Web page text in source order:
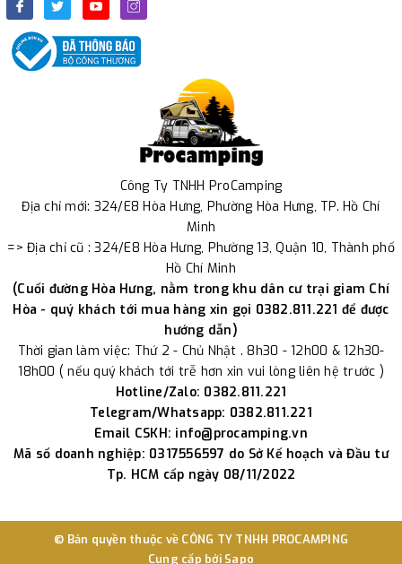
Công Ty TNHH ProCamping
Địa chỉ mới: 324/E8 Hòa Hưng, Phường Hòa Hưng, TP. Hồ Chí
Minh
=> Địa chỉ cũ : 324/E8 Hòa Hưng, Phường 13, Quận 10, Thành phố
Hồ Chí Minh
(Cuối đường Hòa Hưng, nằm trong khu dân cư trại giam Chí
Hòa - quý khách tới mua hàng xin gọi 0382.811.221 để được
hướng dẫn)
Thời gian làm việc: Thứ 2 - Chủ Nhật . 8h30 - 12h00 & 12h30-
18h00 ( nếu quý khách tới trễ hơn xin vui lòng liên hệ trước )
Hotline/Zalo: 0382.811.221
Telegram/Whatsapp: 0382.811.221
Email CSKH: info@procamping.vn
Mã số doanh nghiệp: 0317556597 do Sở Kế hoạch và Đầu tư
Tp. HCM cấp ngày 08/11/2022
© Bản quyền thuộc về CÔNG TY TNHH PROCAMPING
Cung cấp bởi Sapo